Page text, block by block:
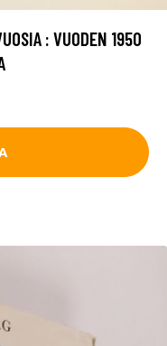
: VUODEN 1950